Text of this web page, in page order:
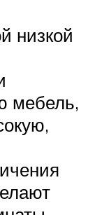
низкой
мебель,